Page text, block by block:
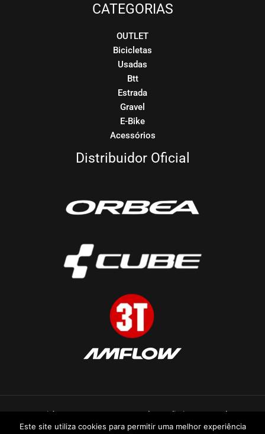
CATEGORIAS
OUTLET
Bicicletas
Usadas
Btt
Estrada
Gravel
E-Bike
Acessórios
Distribuidor Oficial
Copyright © 2026 CYCLESTORE. Todos os direitos reservados.
Desenvolvido porHA-Gestor Tráfego
Este site utiliza cookies para permitir uma melhor experiência